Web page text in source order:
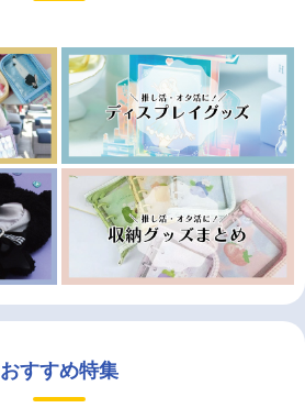
おすすめ特集